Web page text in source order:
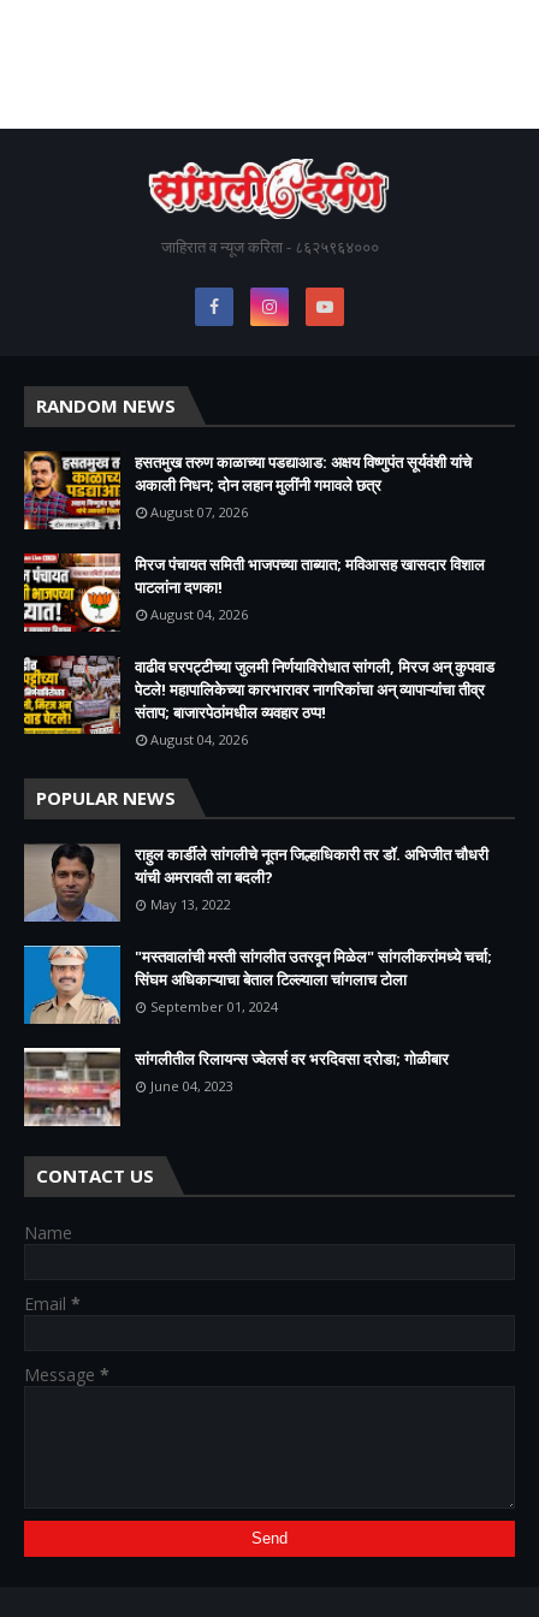
जाहिरात व न्यूज करिता - ८६२५९६४०००
RANDOM NEWS
हसतमुख तरुण काळाच्या पडद्याआड: अक्षय विष्णुपंत सूर्यवंशी यांचे
अकाली निधन; दोन लहान मुलींनी गमावले छत्र
August 07, 2026
मिरज पंचायत समिती भाजपच्या ताब्यात; मविआसह खासदार विशाल
पाटलांना दणका!
August 04, 2026
वाढीव घरपट्टीच्या जुलमी निर्णयाविरोधात सांगली, मिरज अन् कुपवाड
पेटले! महापालिकेच्या कारभारावर नागरिकांचा अन् व्यापाऱ्यांचा तीव्र
संताप; बाजारपेठांमधील व्यवहार ठप्प!​
August 04, 2026
POPULAR NEWS
राहुल कार्डीले सांगलीचे नूतन जिल्हाधिकारी तर डॉ. अभिजीत चौधरी
यांची अमरावती ला बदली?
May 13, 2022
"मस्तवालांची मस्ती सांगलीत उतरवून मिळेल" सांगलीकरांमध्ये चर्चा;
सिंघम अधिकाऱ्याचा बेताल टिल्ल्याला चांगलाच टोला
September 01, 2024
सांगलीतील रिलायन्स ज्वेलर्स वर भरदिवसा दरोडा; गोळीबार
June 04, 2023
CONTACT US
Name
Email *
Message *